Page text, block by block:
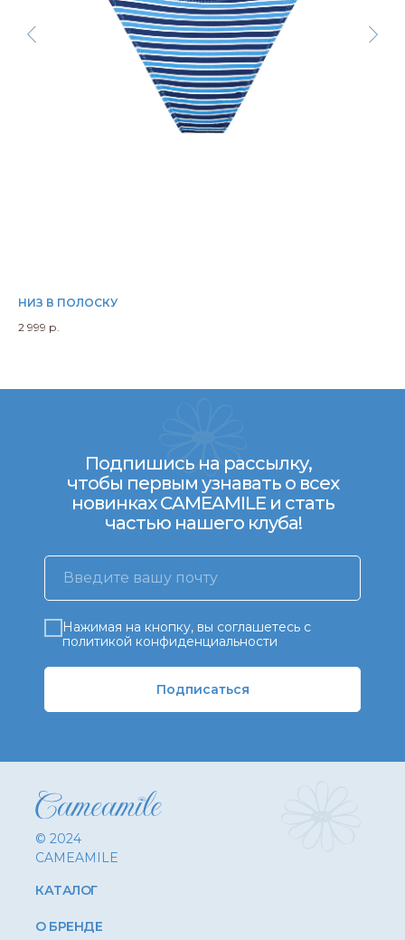
НИЗ В ПОЛОСКУ
2 999 р.
Нажимая на кнопку, вы соглашетесь с
политикой конфиденциальности
Подписаться
Подпишись на рассылку,
чтобы первым узнавать о всех
новинках CAMEAMILE и стать
частью нашего клуба!
© 2024
CAMEAMILE
О БРЕНДЕ
КАТАЛОГ